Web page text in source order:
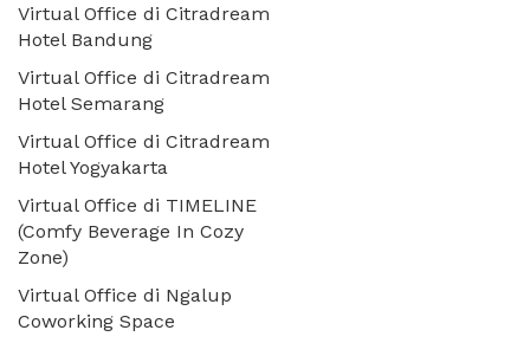
Virtual Office di Citradream
Hotel Bandung
Virtual Office di Citradream
Hotel Semarang
Virtual Office di Citradream
Hotel Yogyakarta
Virtual Office di TIMELINE
(Comfy Beverage In Cozy
Zone)
Virtual Office di Ngalup
Coworking Space